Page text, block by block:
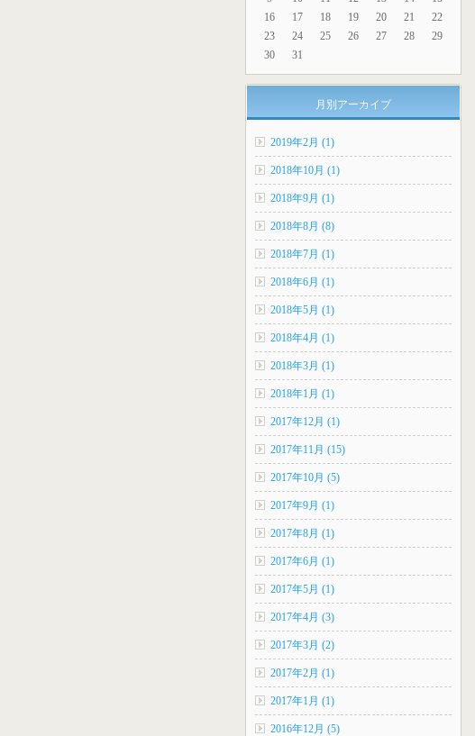
16
17 18 19 20 21
22
23
24 25 26 27 28
29
30
31
月別アーカイブ
2019年2月 (1)
2018年10月 (1)
2018年9月 (1)
2018年8月 (8)
2018年7月 (1)
2018年6月 (1)
2018年5月 (1)
2018年4月 (1)
2018年3月 (1)
2018年1月 (1)
2017年12月 (1)
2017年11月 (15)
2017年10月 (5)
2017年9月 (1)
2017年8月 (1)
2017年6月 (1)
2017年5月 (1)
2017年4月 (3)
2017年3月 (2)
2017年2月 (1)
2017年1月 (1)
2016年12月 (5)